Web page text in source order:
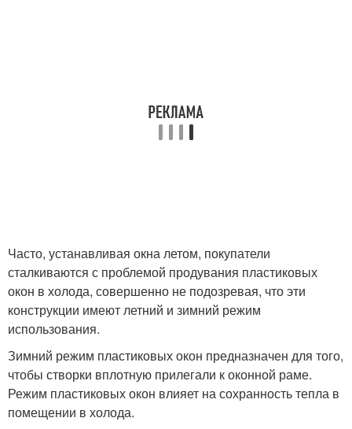
Часто, устанавливая окна летом, покупатели
сталкиваются с проблемой продувания пластиковых
окон в холода, совершенно не подозревая, что эти
конструкции имеют летний и зимний режим
использования.
Зимний режим пластиковых окон предназначен для того,
чтобы створки вплотную прилегали к оконной раме.
Режим пластиковых окон влияет на сохранность тепла в
помещении в холода.